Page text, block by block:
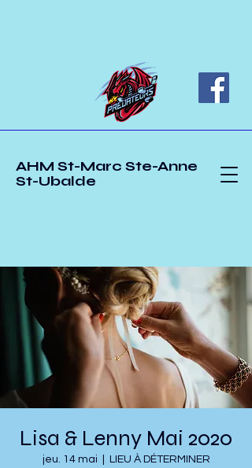
AHM St-Marc Ste-Anne
St-Ubalde
Lisa & Lenny Mai 2020
jeu. 14 mai LIEU À DÉTERMINER